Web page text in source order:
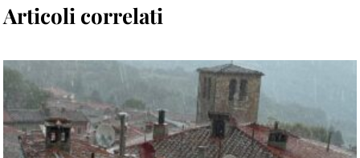
Articoli correlati